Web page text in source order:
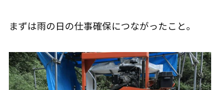
まずは雨の日の仕事確保につながったこと。